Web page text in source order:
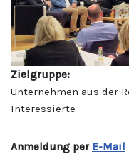
Zielgruppe:
Unternehmen aus der
Interessierte
Anmeldung per E-Mail